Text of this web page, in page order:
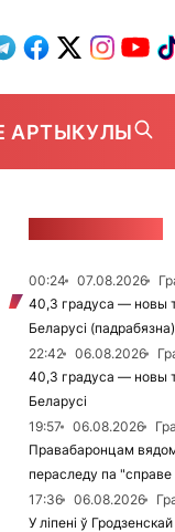
АРТЫКУЛЫ
00:24 07.08.2026
40,3 градуса — новы
Беларусі (падрабязна)
22:42
06.08.2026
40,3 градуса — новы
Беларусі
19:57
06.08.2026
Правабаронцам
пераследу па "справе
17:36
06.08.2026
У ліпені ў